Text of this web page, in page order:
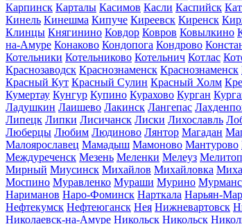
Карпинск Карталы Касимов Касли Каспийск
Кинель Кинешма Кипуче Киреевск Киренск
Клинцы Княгинино Ковдор Ковров Ковылкино
на-Амуре Конаково Кондопога Кондрово
Котельники Котельниково Котельнич Котлас
Краснозаводск Краснознаменск Краснознаменск
Красный Кут Красный Сулин Красный Холм
Кумертау Кунгур Купино Курахово Курган
Ладушкин Лаишево Лакинск Лангепас
Липецк Липки Лисичанск Лиски Лихославль
Люберцы Любим Людиново Лянтор Магадан
Малоярославец Мамадыш Мамоново Мантурово
Междуреченск Мезень Меленки Мелеуз
Мирный Миусинск Михайлов Михайловка
Моспино Муравленко Мураши Мурино
Нариманов Наро-Фоминск Нарткала Нарьян-Мар
Нефтекумск Нефтеюганск Нея Нижневартовск
Николаевск-на-Амуре Никольск Никольск